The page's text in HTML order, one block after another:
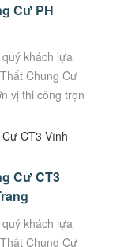
Cư PH
khách lựa
Chung Cư
vị thi công trọn
Cư CT3
khách lựa
Chung Cư